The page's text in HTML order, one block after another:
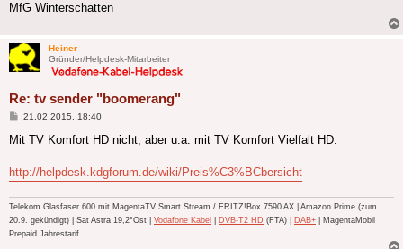
MfG Winterschatten
Heiner
Gründer/Helpdesk-Mitarbeiter
Re: tv sender "boomerang"
Beitrag
21.02.2015, 18:40
Mit TV Komfort HD nicht, aber u.a. mit TV Komfort Vielfalt HD.
http://helpdesk.kdgforum.de/wiki/Preis%C3%BCbersicht
Telekom Glasfaser 600 mit MagentaTV Smart Stream / FRITZ!Box 7590 AX | Amazon Prime (zum
20.9. gekündigt) | Sat Astra 19,2°Ost | Vodafone Kabel DVB-T2 HD (FTA) | DAB+ | MagentaMobil
Prepaid Jahrestarif